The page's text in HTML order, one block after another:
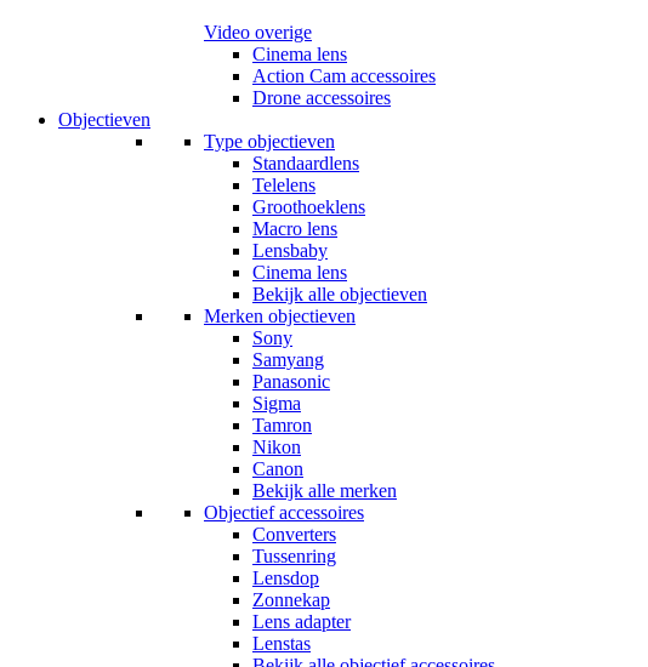
Video overige
Cinema lens
Action Cam accessoires
Drone accessoires
Objectieven
Type objectieven
Standaardlens
Telelens
Groothoeklens
Macro lens
Lensbaby
Cinema lens
Bekijk alle objectieven
Merken objectieven
Sony
Samyang
Panasonic
Sigma
Tamron
Nikon
Canon
Bekijk alle merken
Objectief accessoires
Converters
Tussenring
Lensdop
Zonnekap
Lens adapter
Lenstas